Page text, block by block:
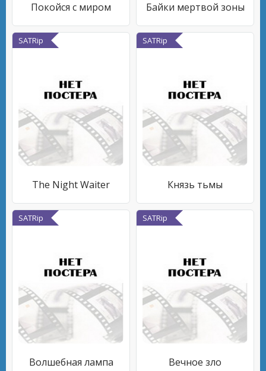
Покойся с миром Байки мертвой зоны
SATRip
The Night Waiter
SATRip
Князь тьмы
SATRip
Волшебная лампа
SATRip
Вечное зло